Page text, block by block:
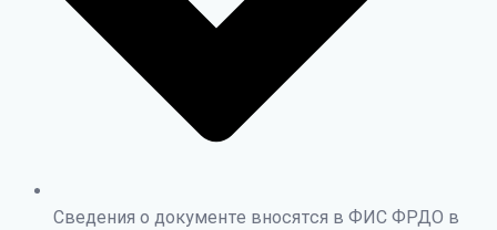
Сведения о документе вносятся в ФИС ФРДО в